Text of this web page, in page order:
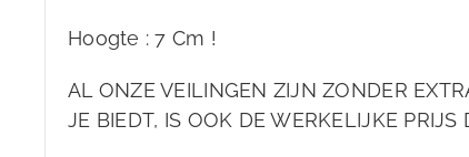
Hoogte : 7 Cm !
AL ONZE VEILINGEN ZIJN ZONDER
JE BIEDT, IS OOK DE WERKELIJKE PRIJS